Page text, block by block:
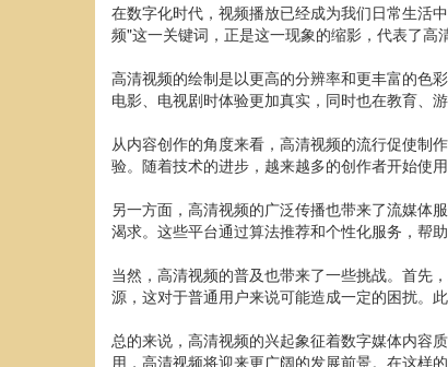
在数字化时代，视频播放已经成为我们日常生活
频"这一关键词，正是这一现象的缩影，代表了高
高清视频的绘制是以更高的分辨率和更丰富的色
电影、电视剧时体验更加真实，同时也在教育、
从内容创作的角度来看，高清视频的流行促使制
验。随着技术的进步，越来越多的创作者开始使
另一方面，高清视频的广泛传播也带来了流媒体
渴求。这些平台通过算法推荐和个性化服务，帮
当然，高清视频的普及也带来了一些挑战。首先
源，这对于普通用户来说可能造成一定的困扰。
总的来说，高清视频的兴起象征着数字媒体内容
用，高清视频将迎来更广阔的发展前景。在这样